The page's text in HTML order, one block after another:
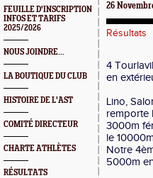
FEUILLE D'INSCRIPTION
INFOS ET TARIFS
2025/2026
NOUS JOINDRE...
LA BOUTIQUE DU CLUB
HISTOIRE DE L'AST
COMITÉ DIRECTEUR
CHARTE ATHLÈTES
RÉSULTATS
26
Résultats
4
en
Lino,
remporte
3000m
le
Notre
5000m